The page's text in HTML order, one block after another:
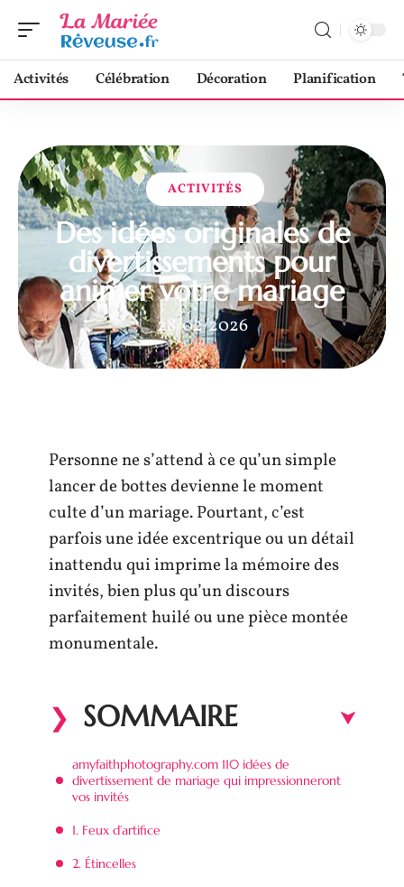
Activités Célébration Décoration Planification
ACTIVITÉS
Des idées originales de
divertissements pour
animer votre mariage
28/02/2026
Personne ne s’attend à ce qu’un simple
lancer de bottes devienne le moment
culte d’un mariage. Pourtant, c’est
parfois une idée excentrique ou un détail
inattendu qui imprime la mémoire des
invités, bien plus qu’un discours
parfaitement huilé ou une pièce montée
monumentale.
SOMMAIRE
amyfaithphotography.com 110 idées de
divertissement de mariage qui impressionneront
vos invités
1. Feux d’artifice
2. Étincelles